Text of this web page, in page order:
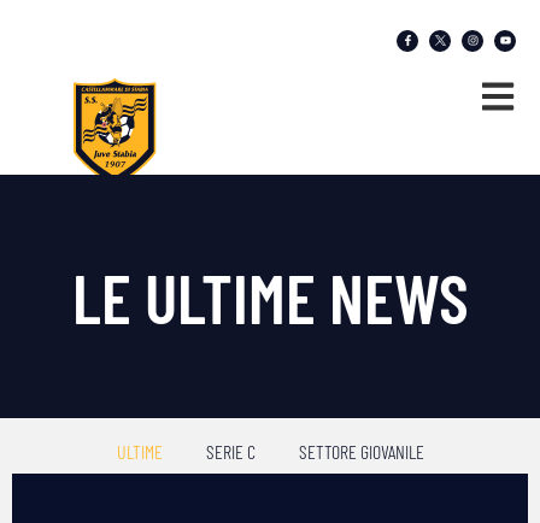
LE ULTIME NEWS
ULTIME SERIE C SETTORE GIOVANILE